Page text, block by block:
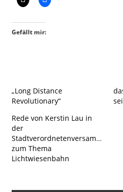
Gefällt mir:
„Long Distance
Revolutionary“
Rede von Kerstin Lau in
der
Stadtverordnetenversammlung
zum Thema
Lichtwiesenbahn